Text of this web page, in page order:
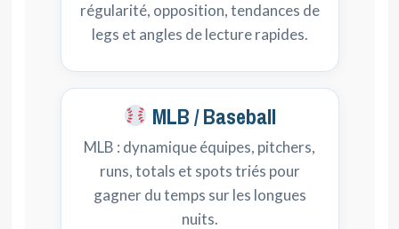
régularité, opposition, tendances de
legs et angles de lecture rapides.
MLB / Baseball
MLB : dynamique équipes, pitchers,
runs, totals et spots triés pour
gagner du temps sur les longues
nuits.